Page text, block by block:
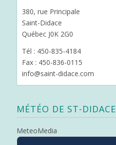
380, rue Principale
Saint-Didace
Québec J0K 2G0
Tél : 450-835-4184
Fax : 450-836-0115
info@saint-didace.com
MÉTÉO DE ST-DIDACE
MeteoMedia